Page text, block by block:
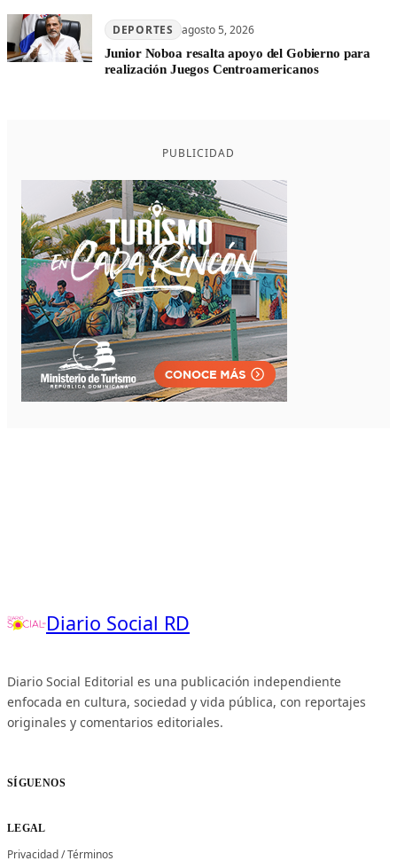
DEPORTES agosto 5, 2026
Junior Noboa resalta apoyo del Gobierno para
realización Juegos Centroamericanos
PUBLICIDAD
Diario Social RD
Diario Social Editorial es una publicación independiente
enfocada en cultura, sociedad y vida pública, con reportajes
originales y comentarios editoriales.
SÍGUENOS
LEGAL
Privacidad/Términos